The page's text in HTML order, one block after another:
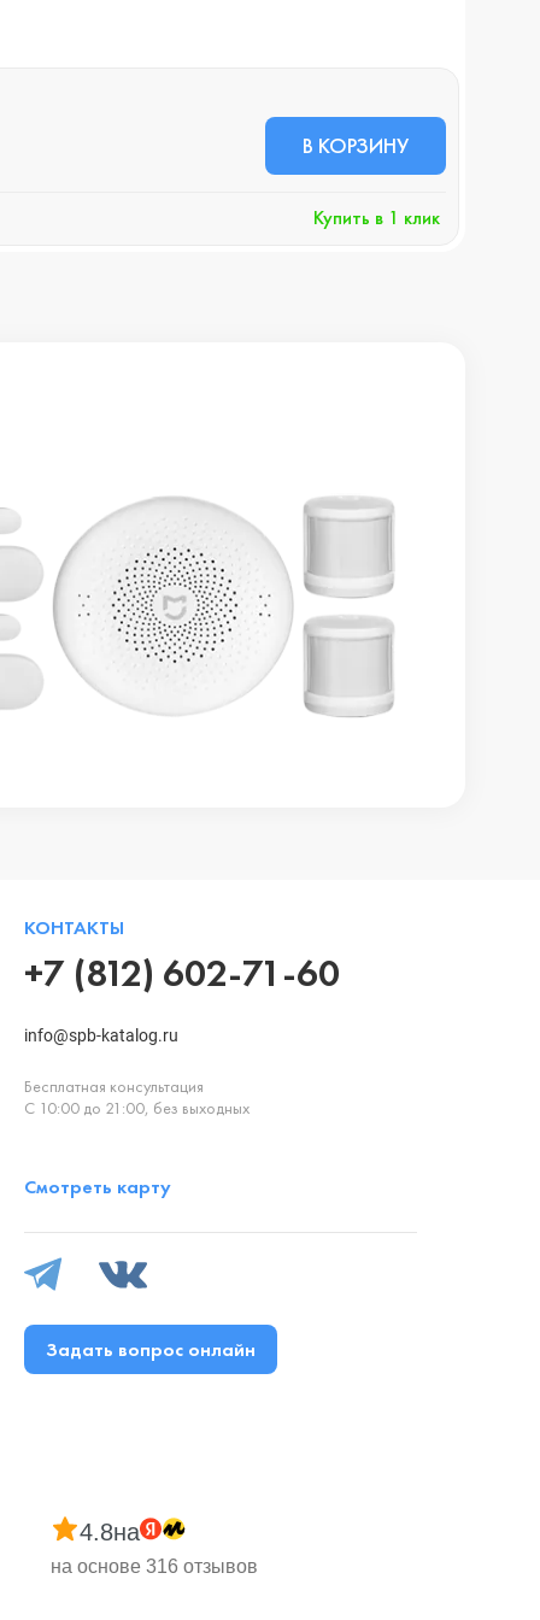
В КОРЗИНУ
Купить в 1 клик
КОНТАКТЫ
+7 (812) 602-71-60
info@spb-katalog.ru
Бесплатная консультация
С 10:00 до 21:00, без выходных
Смотреть карту
Задать вопрос онлайн
4.8на
на основе 316 отзывов